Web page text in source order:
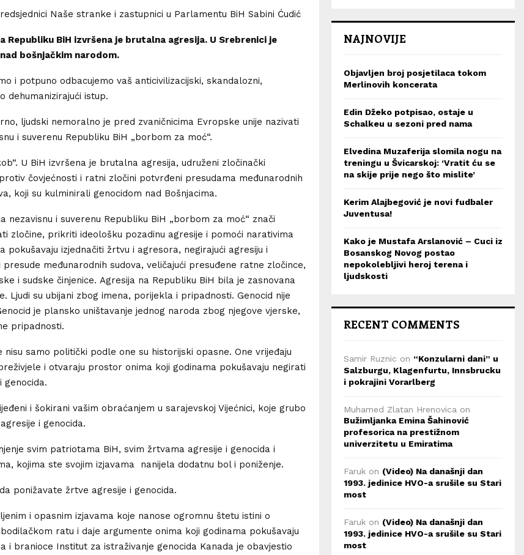
Naše stranke i zastupnici u Parlamentu BiH Sabini Ćudić
Republiku BiH izvršena je brutalna agresija. U Srebrenici je
bošnjačkim narodom.
i potpuno odbacujemo vaš anticivilizacijski, skandalozni,
dehumanizirajući istup.
ljudski nemoralno je pred zvaničnicima Evropske unije nazivati
i suverenu Republiku BiH „borbom za moć“.
U BiH izvršena je brutalna agresija, udruženi zločinački
čovjećnosti i ratni zločini potvrđeni presudama međunarodnih
koji su kulminirali genocidom nad Bošnjacima.
nezavisnu i suverenu Republiku BiH „borbom za moć“ znači
zločine, prikriti ideološku pozadinu agresije i pomoći narativima
pokušavaju izjednačiti žrtvu i agresora, negirajući agresiju i
presude međunarodnih sudova, veličajući presuđene ratne zločince,
i sudske činjenice. Agresija na Republiku BiH bila je zasnovana
Ljudi su ubijani zbog imena, porijekla i pripadnosti. Genocid nije
je plansko uništavanje jednog naroda zbog njegove vjerske,
pripadnosti.
nisu samo politički podle one su historijski opasne. One vrijeđaju
i otvaraju prostor onima koji godinama pokušavaju negirati
i šokirani vašim obraćanjem u sarajevskoj Vijećnici, koje grubo
i genocida.
svim patriotama BiH, svim žrtvama agresije i genocida i
kojima ste svojim izjavama nanijela dodatnu bol i poniženje.
ponižavate žrtve agresije i genocida.
i opasnim izjavama koje nanose ogromnu štetu istini o
ratu i daje argumente onima koji godinama pokušavaju
i branioce Institut za istraživanje genocida Kanada je obavjestio
NAJNOVIJE
Objavljen broj posjetilaca tokom
Merlinovih koncerata
Edin Džeko potpisao, ostaje u
Schalkeu u sezoni pred nama
Elvedina Muzaferija slomila nogu na
treningu u Švicarskoj: ‘Vratit ću se
na skije prije nego što mislite’
Kerim Alajbegović je novi fudbaler
Juventusa!
Kako je Mustafa Arslanović – Cuci iz
Bosanskog Novog postao
nepokolebljivi heroj terena i
ljudskosti
RECENT COMMENTS
Samir Ruznic on “Konzularni dani” u
Salzburgu, Klagenfurtu, Innsbrucku
i pokrajini Vorarlberg
Muhamed Zlatan Hrenovica on
Bužimljanka Emina Šahinović
profesorica na prestižnom
univerzitetu u Emiratima
Faruk on (Video) Na današnji dan
1993. jedinice HVO-a srušile su Stari
most
Faruk on (Video) Na današnji dan
1993. jedinice HVO-a srušile su Stari
most